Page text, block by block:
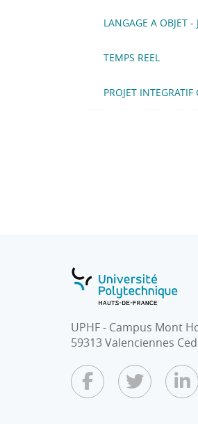
LANGAGE A OBJET -
TEMPS REEL
PROJET INTEGRATIF
UPHF - Campus Mont
59313 Valenciennes